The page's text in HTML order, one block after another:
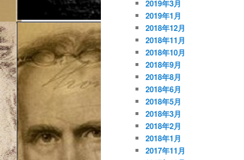
2019年3月
2019年1月
2018年12月
2018年11月
2018年10月
2018年9月
2018年8月
2018年6月
2018年5月
2018年3月
2018年2月
2018年1月
2017年11月